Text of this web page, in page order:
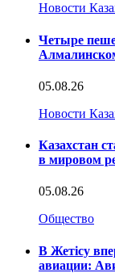
Новости
Четыре
05.08.26
Новости
Казахстан
в мировом
05.08.26
Общество
В Жетісу
авиации: